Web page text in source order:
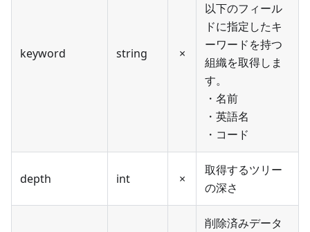
keyword string ×
以下のフィール
ドに指定したキ
ーワードを持つ
組織を取得しま
す。
・名前
・英語名
・コード
depth int ×
取得するツリー
の深さ
削除済みデータ